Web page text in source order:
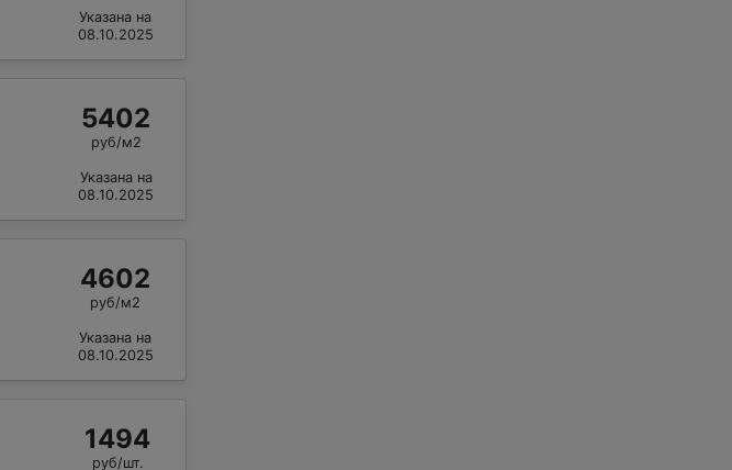
Указана на
08.10.2025
5402
руб/м2
Указана на
08.10.2025
4602
руб/м2
Указана на
08.10.2025
1494
руб/шт.